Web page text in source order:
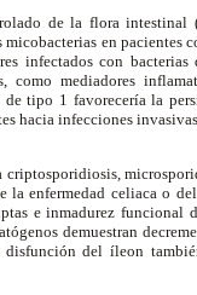
de la flora intestinal
en pacientes
infectados con bacterias
mediadores
tipo 1 favorecería la
hacia infecciones
enfermedad celiaca o
e inmadurez funcional
demuestran
del íleon